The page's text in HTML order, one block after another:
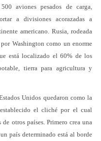
aviones pesados de carga,
a divisiones acorazadas a
americano. Rusia, rodeada
Washington como un enorme
está localizado el 60% de los
tierra para agricultura y
Unidos quedaron como la
el cliché por el cual
otros países. Primero crea una
país determinado está al borde